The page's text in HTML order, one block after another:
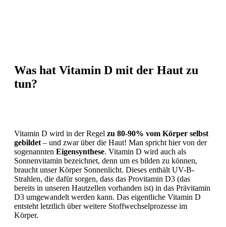
Was hat Vitamin D mit der Haut zu
tun?
Vitamin D wird in der Regel zu 80-90% vom Körper selbst
gebildet – und zwar über die Haut! Man spricht hier von der
sogenannten Eigensynthese. Vitamin D wird auch als
Sonnenvitamin bezeichnet, denn um es bilden zu können,
braucht unser Körper Sonnenlicht. Dieses enthält UV-B-
Strahlen, die dafür sorgen, dass das Provitamin D3 (das
bereits in unseren Hautzellen vorhanden ist) in das Prävitamin
D3 umgewandelt werden kann. Das eigentliche Vitamin D
entsteht letztlich über weitere Stoffwechselprozesse im
Körper.